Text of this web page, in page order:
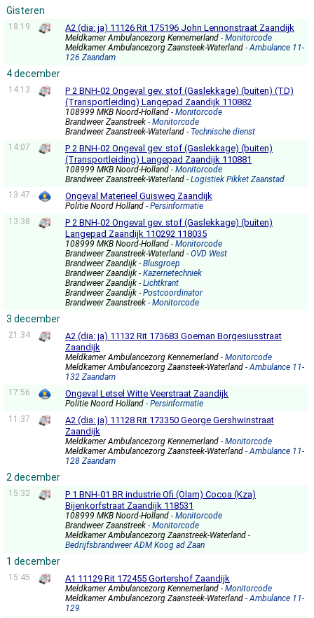
Gisteren
18:19 A2 (dia: ja) 11126 Rit 175196 John Lennonstraat Zaandijk
Meldkamer Ambulancezorg Kennemerland - Monitorcode
Meldkamer Ambulancezorg Zaansteek-Waterland - Ambulance 11-
126 Zaandam
4 december
14:13
P 2 BNH-02 Ongeval gev. stof (Gaslekkage) (buiten) (TD)
(Transportleiding) Langepad Zaandijk 110882
108999 MKB Noord-Holland - Monitorcode
Brandweer Zaanstreek - Monitorcode
Brandweer Zaanstreek-Waterland - Technische dienst
14:07
P 2 BNH-02 Ongeval gev. stof (Gaslekkage) (buiten)
(Transportleiding) Langepad Zaandijk 110881
108999 MKB Noord-Holland - Monitorcode
Brandweer Zaanstreek-Waterland - Logistiek Pikket Zaanstad
13:47
Ongeval Materieel Guisweg Zaandijk
Politie Noord Holland - Persinformatie
13:38
P 2 BNH-02 Ongeval gev. stof (Gaslekkage) (buiten)
Langepad Zaandijk 110292 118035
108999 MKB Noord-Holland - Monitorcode
Brandweer Zaanstreek-Waterland - OVD West
Brandweer Zaandijk - Blusgroep
Brandweer Zaandijk - Kazernetechniek
Brandweer Zaandijk - Lichtkrant
Brandweer Zaandijk - Postcoordinator
Brandweer Zaanstreek - Monitorcode
3 december
21:34
A2 (dia: ja) 11132 Rit 173683 Goeman Borgesiusstraat
Zaandijk
Meldkamer Ambulancezorg Kennemerland - Monitorcode
Meldkamer Ambulancezorg Zaansteek-Waterland - Ambulance 11-
132 Zaandam
17:56
Ongeval Letsel Witte Veerstraat Zaandijk
Politie Noord Holland - Persinformatie
11:37
A2 (dia: ja) 11128 Rit 173350 George Gershwinstraat
Zaandijk
Meldkamer Ambulancezorg Kennemerland - Monitorcode
Meldkamer Ambulancezorg Zaansteek-Waterland - Ambulance 11-
128 Zaandam
2 december
15:32
P 1 BNH-01 BR industrie Ofi (Olam) Cocoa (Kza)
Bijenkorfstraat Zaandijk 118531
108999 MKB Noord-Holland - Monitorcode
Brandweer Zaanstreek - Monitorcode
Meldkamer Ambulancezorg Zaanstreek-Waterland -
Bedrijfsbrandweer ADM Koog ad Zaan
1 december
15:45 A1 11129 Rit 172455 Gortershof Zaandijk
Meldkamer Ambulancezorg Kennemerland - Monitorcode
Meldkamer Ambulancezorg Zaansteek-Waterland - Ambulance 11-
129